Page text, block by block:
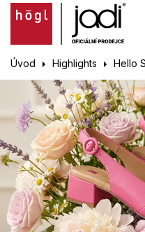
Úvod Highlights Hello